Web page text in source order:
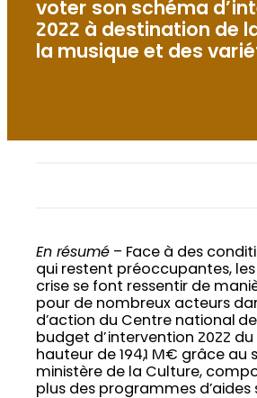
voter son schéma
2022 à destination de
la musique et des
En résumé – Face à des
qui restent préoccupantes,
crise se font ressentir de
pour de nombreux acteurs
d’action du Centre national
budget d’intervention 2022 du
hauteur de 194,1 M€ grâce au
ministère de la Culture,
plus des programmes d’aides